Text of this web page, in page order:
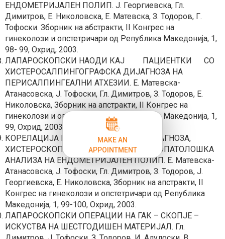
ЕНДОМЕТРИЈАЛЕН ПОЛИП. Ј. Георгиевска, Гл.
Димитров, Е. Николовска, Е. Матевска, З. Тодоров, Г.
Тофоски. Зборник на абстракти, II Конгрес на
гинеколози и опстетричари од Република Македонија, 1,
98- 99, Охрид, 2003.
ЛАПАРОСКОПСКИ НАОДИ КАЈ ПАЦИЕНТКИ СО
ХИСТЕРОСАЛПИНГОГРАФСКА ДИЈАГНОЗА НА
ПЕРИСАЛПИНГЕАЛНИ АТХЕЗИИ. Е. Матевска-
Атанасовска, Ј. Тофоски, Гл. Димитров, З. Тодоров, Е.
Николовска, Зборник на апстракти, II Конгрес на
гинеколози и опстетричари од Република Македонија, 1,
99, Охрид, 2003.
КОРЕЛАЦИЈА МЕЃУ УЛТРАЗВУЧНА ДИЈАГНОЗА,
ХИСТЕРОСКОПСКА РЕСЕКЦИЈА И ХИСТОПАТОЛОШКА
АНАЛИЗА НА ЕНДОМЕТРИЈАЛЕН ПОЛИП. Е. Матевска-
Атанасовска, Ј. Тофоски, Гл. Димитров, З. Тодоров, Ј.
Георгиевска, Е. Николовска, Зборник на апстракти, II
Конгрес на гинеколози и опстетричари од Република
Македонија, 1, 99-100, Охрид, 2003.
ЛАПАРОСКОПСКИ ОПЕРАЦИИ НА ГАК – СКОПЈЕ –
ИСКУСТВА НА ШЕСТГОДИШЕН МАТЕРИЈАЛ. Гл.
MAKE AN
APPOINTMENT